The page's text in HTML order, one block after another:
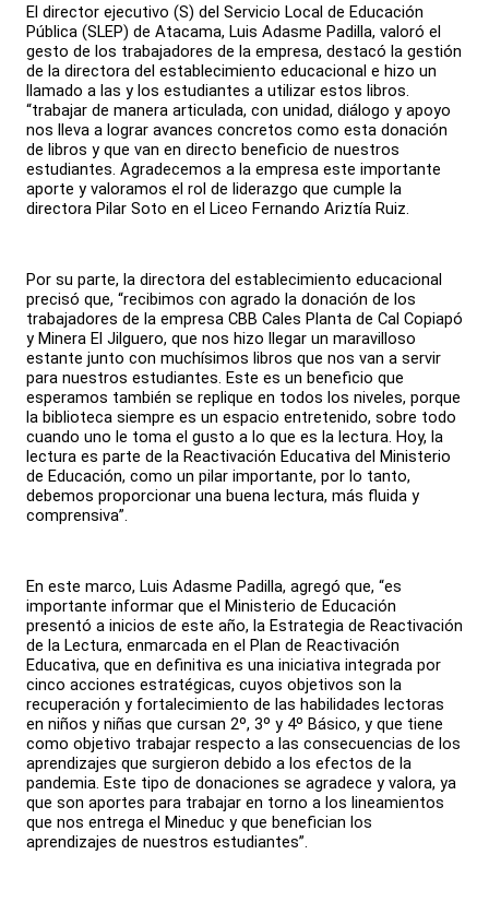
El director ejecutivo (S) del Servicio Local de Educación
Pública (SLEP) de Atacama, Luis Adasme Padilla, valoró el
gesto de los trabajadores de la empresa, destacó la gestión
de la directora del establecimiento educacional e hizo un
llamado a las y los estudiantes a utilizar estos libros.
“trabajar de manera articulada, con unidad, diálogo y apoyo
nos lleva a lograr avances concretos como esta donación
de libros y que van en directo beneficio de nuestros
estudiantes. Agradecemos a la empresa este importante
aporte y valoramos el rol de liderazgo que cumple la
directora Pilar Soto en el Liceo Fernando Ariztía Ruiz.
Por su parte, la directora del establecimiento educacional
precisó que, “recibimos con agrado la donación de los
trabajadores de la empresa CBB Cales Planta de Cal Copiapó
y Minera El Jilguero, que nos hizo llegar un maravilloso
estante junto con muchísimos libros que nos van a servir
para nuestros estudiantes. Este es un beneficio que
esperamos también se replique en todos los niveles, porque
la biblioteca siempre es un espacio entretenido, sobre todo
cuando uno le toma el gusto a lo que es la lectura. Hoy, la
lectura es parte de la Reactivación Educativa del Ministerio
de Educación, como un pilar importante, por lo tanto,
debemos proporcionar una buena lectura, más fluida y
comprensiva”.
En este marco, Luis Adasme Padilla, agregó que, “es
importante informar que el Ministerio de Educación
presentó a inicios de este año, la Estrategia de Reactivación
de la Lectura, enmarcada en el Plan de Reactivación
Educativa, que en definitiva es una iniciativa integrada por
cinco acciones estratégicas, cuyos objetivos son la
recuperación y fortalecimiento de las habilidades lectoras
en niños y niñas que cursan 2º, 3º y 4º Básico, y que tiene
como objetivo trabajar respecto a las consecuencias de los
aprendizajes que surgieron debido a los efectos de la
pandemia. Este tipo de donaciones se agradece y valora, ya
que son aportes para trabajar en torno a los lineamientos
que nos entrega el Mineduc y que benefician los
aprendizajes de nuestros estudiantes”.